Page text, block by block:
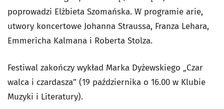
poprowadzi Elżbieta Szomańska. W programie arie,
utwory koncertowe Johanna Straussa, Franza Lehara,
Emmericha Kalmana i Roberta Stolza.
Festiwal zakończy wykład Marka Dyżewskiego „Czar
walca i czardasza” (19 października o 16.00 w Klubie
Muzyki i Literatury).